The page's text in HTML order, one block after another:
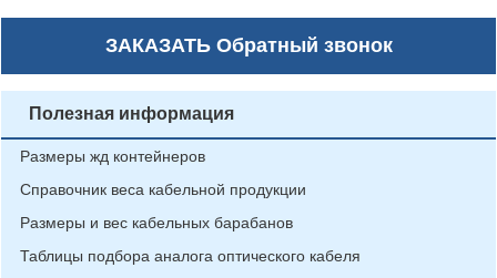
ЗАКАЗАТЬОбратный звонок
Полезная информация
Размеры жд контейнеров
Справочник веса кабельной продукции
Размеры и вес кабельных барабанов
Таблицы подбора аналога оптического кабеля